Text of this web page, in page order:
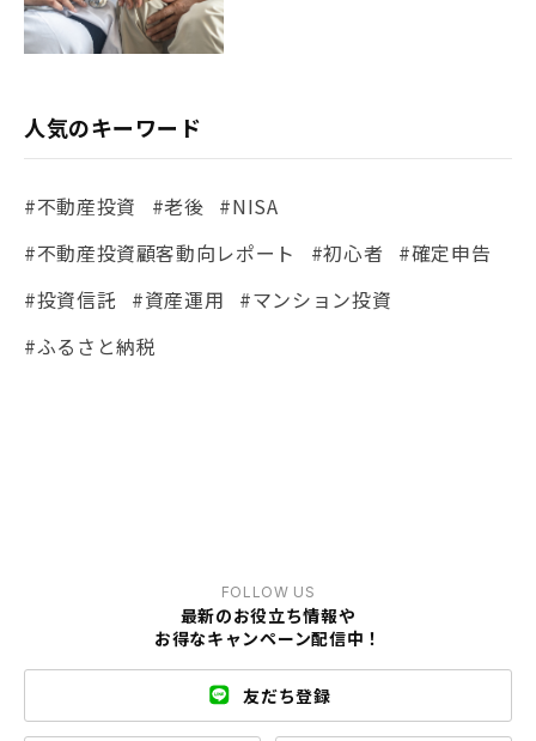
人気のキーワード
#不動産投資 #老後 #NISA
#不動産投資顧客動向レポート
#初心者
#確定申告
#投資信託
#資産運用
#マンション投資
#ふるさと納税
FOLLOW US
最新のお役立ち情報や
お得なキャンペーン配信中！
友だち登録